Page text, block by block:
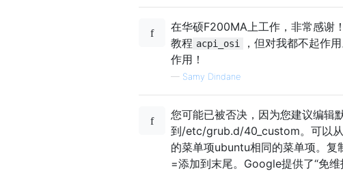
在华硕F200MA上工作，非常感谢
教程 acpi_osi
，但对我都不起作
作用！
— Samy Dindane
您可能已被否决，因为您建议编辑
到/etc/grub.d/40_custom。可以
的菜单项ubuntu相同的菜单项。复
=添加到末尾。Google提供了“免